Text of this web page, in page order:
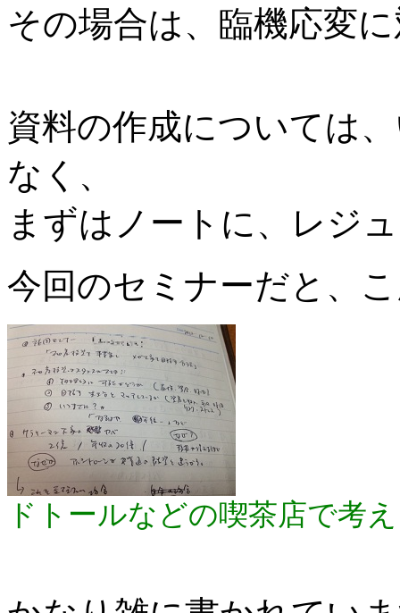
その場合は、臨機応変
資料の作成については
なく、
まずはノートに、レジ
今回のセミナーだと、
ドトールなどの喫茶店で考